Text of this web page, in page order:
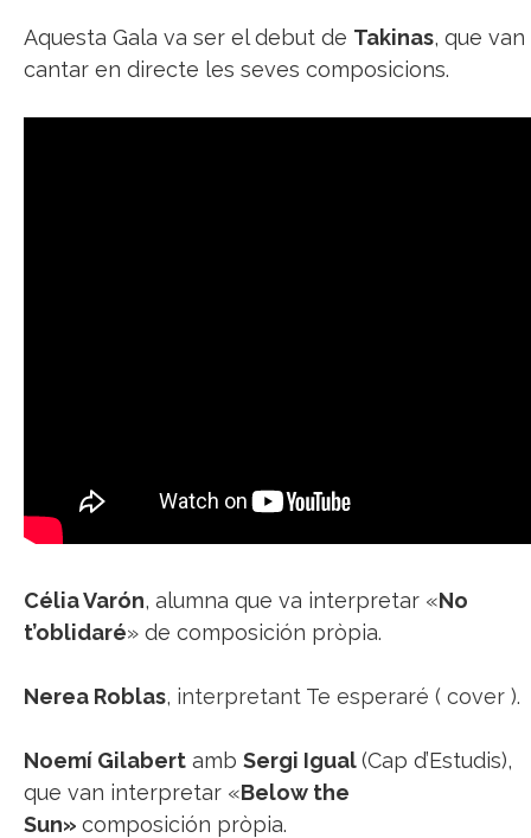
Aquesta Gala va ser el debut de Takinas, que van
cantar en directe les seves composicions.
Célia Varón, alumna que va interpretar «No
t’oblidaré» de composición pròpia.
Nerea Roblas, interpretant Te esperaré ( cover ).
Noemí Gilabert amb Sergi Igual(Cap d’Estudis),
que van interpretar «Below the
Sun» composición pròpia.